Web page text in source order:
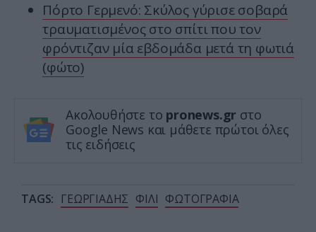
Πόρτο Γερμενό: Σκύλος γύρισε σοβαρά
τραυματισμένος στο σπίτι που τον
φρόντιζαν μία εβδομάδα μετά τη φωτιά
(φώτο)
Ακολουθήστε το pronews.gr στο
Google News και μάθετε πρώτοι όλες
τις ειδήσεις
TAGS: ΓΕΩΡΓΙΑΔΗΣ ΦΙΛΙ ΦΩΤΟΓΡΑΦΙΑ